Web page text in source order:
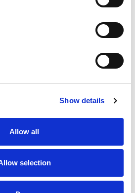
Show details
Allow all
selection